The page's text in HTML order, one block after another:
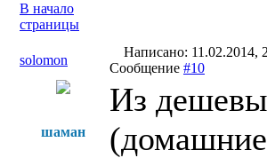
В начало
страницы
solomon
Написано: 11.02.2014,
Сообщение #10
шаман
Из